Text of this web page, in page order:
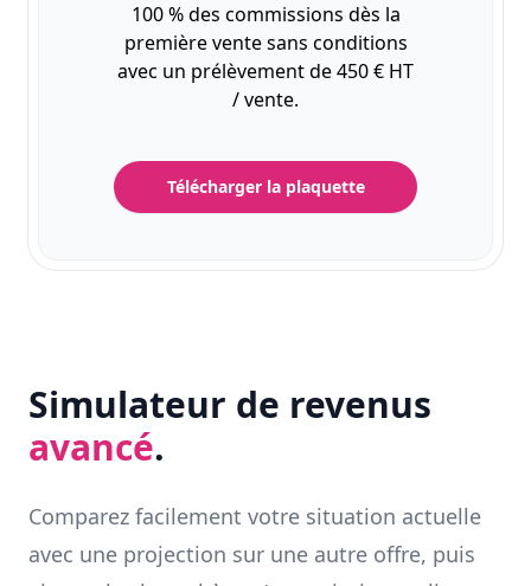
100 % des commissions dès la
première vente sans conditions
avec un prélèvement de 450 € HT
/ vente.
Télécharger la plaquette
Simulateur de revenus
avancé.
Comparez facilement votre situation actuelle
avec une projection sur une autre offre, puis